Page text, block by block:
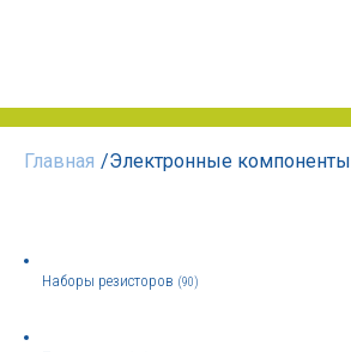
Главная /Электронные компоненты
Наборы резисторов (90)